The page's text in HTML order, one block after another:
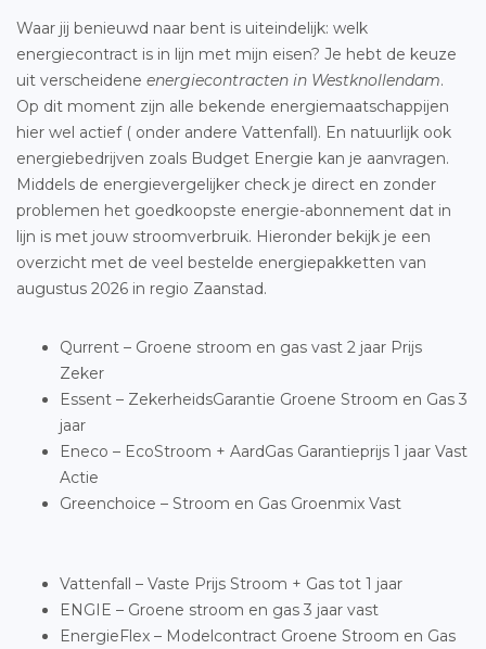
Waar jij benieuwd naar bent is uiteindelijk: welk
energiecontract is in lijn met mijn eisen? Je hebt de keuze
uit verscheidene energiecontracten in Westknollendam.
Op dit moment zijn alle bekende energiemaatschappijen
hier wel actief ( onder andere Vattenfall). En natuurlijk ook
energiebedrijven zoals Budget Energie kan je aanvragen.
Middels de energievergelijker check je direct en zonder
problemen het goedkoopste energie-abonnement dat in
lijn is met jouw stroomverbruik. Hieronder bekijk je een
overzicht met de veel bestelde energiepakketten van
augustus 2026 in regio Zaanstad.
Qurrent – Groene stroom en gas vast 2 jaar Prijs
Zeker
Essent – ZekerheidsGarantie Groene Stroom en Gas 3
jaar
Eneco – EcoStroom + AardGas Garantieprijs 1 jaar Vast
Actie
Greenchoice – Stroom en Gas Groenmix Vast
Vattenfall – Vaste Prijs Stroom + Gas tot 1 jaar
ENGIE – Groene stroom en gas 3 jaar vast
EnergieFlex – Modelcontract Groene Stroom en Gas